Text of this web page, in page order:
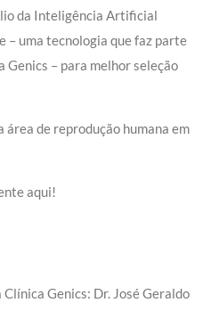
da Inteligência Artificial
– uma tecnologia que faz parte
Genics – para melhor seleção
de reprodução humana em
aqui!
Genics: Dr. José Geraldo